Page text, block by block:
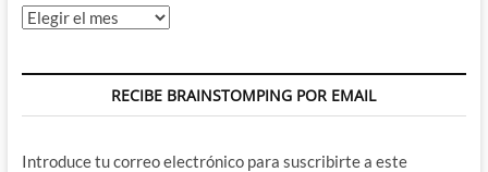
Archivos
RECIBE BRAINSTOMPING POR EMAIL
Introduce tu correo electrónico para suscribirte a este